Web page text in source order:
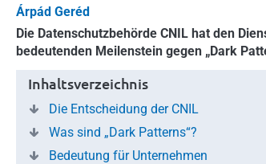
Árpád Geréd
Die Datenschutzbehörde CNIL hat den
bedeutenden Meilenstein gegen „Dark
Inhaltsverzeichnis
Die Entscheidung der CNIL
Was sind „Dark Patterns“?
Bedeutung für Unternehmen